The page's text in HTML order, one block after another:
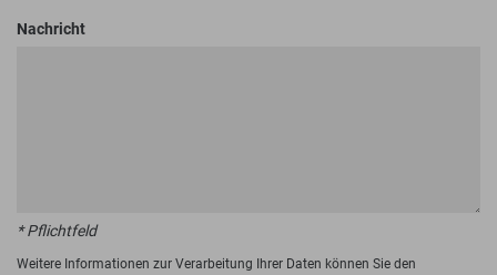
Nachricht
* Pflichtfeld
Weitere Informationen zur Verarbeitung Ihrer Daten können Sie den